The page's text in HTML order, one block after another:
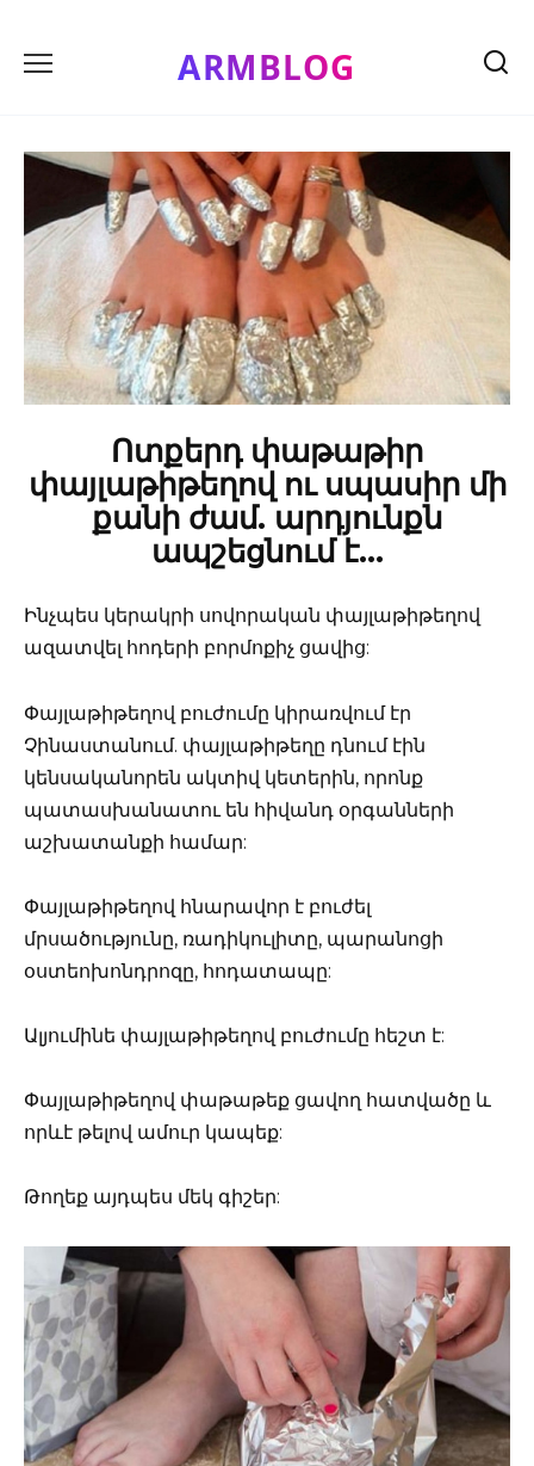
content
ARMBLOG
Ոտքերդ փաթաթիր
փայլաթիթեղով ու սպասիր մի
քանի ժամ. արդյունքն
ապշեցնում է…
Ինչպես կերակրի սովորական փայլաթիթեղով
ազատվել հոդերի բորմոքիչ ցավից:
Փայլաթիթեղով բուժումը կիրառվում էր
Չինաստանում. փայլաթիթեղը դնում էին
կենսականորեն ակտիվ կետերին, որոնք
պատասխանատու են հիվանդ օրգանների
աշխատանքի համար:
Փայլաթիթեղով հնարավոր է բուժել
մրսածությունը, ռադիկուլիտը, պարանոցի
օստեոխոնդրոզը, հոդատապը:
Ալյումինե փայլաթիթեղով բուժումը հեշտ է:
Փայլաթիթեղով փաթաթեք ցավող հատվածը և
որևէ թելով ամուր կապեք:
Թողեք այդպես մեկ գիշեր: